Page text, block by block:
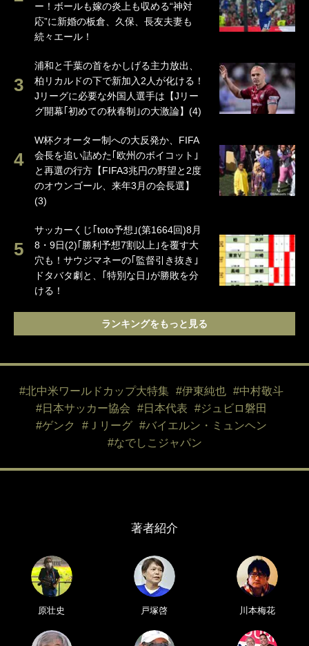
ー！ボールも嫁の炎上も収める“神対
応”に新婚の板倉、久保、長友夫妻も
続々エール！
浦和と千葉の首をかしげる主力放出、
柏リカルドの下で新加入2人が化ける！
Jリーグに必要な外国人選手は【Jリー
グ開幕｢初めての秋春制｣の大激論】(4)
W杯クオーター制への大反発か、FIFA
会長を追い詰めた｢欧州のボイコット｣
と再選の行方【FIFA3兆円の野望と2度
のオウンゴール、来年3月の会長選】
(3)
サッカーくじ｢toto予想｣(第1664回)8月
8・9日(2)｢勝利予想7割以上｣を覆す大
穴も！サウジマネーの｢監督引き抜き｣
ドタバタ劇と、｢特別な日｣が勝敗を分
ける！
ランキングをもっと見る
#北中米ワールドカップ大特集 #伊東純也
#中村敬斗
#日本サッカー協会
#日本代表
#ジュビロ磐田
#ゲンク
#Ｊリーグ
#バイエルン・ミュンヘン
#なでしこジャパン
著者紹介
原壮史 戸塚啓 川本梅花